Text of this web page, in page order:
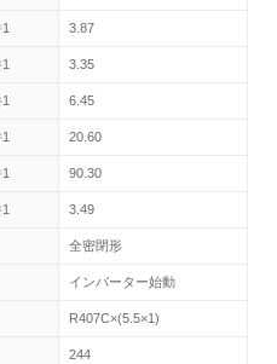
3.87
3.35
6.45
20.60
90.30
3.49
全密閉形
インバーター始動
R407C×(5.5×1)
244